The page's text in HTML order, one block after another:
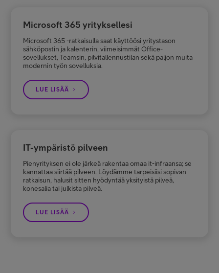
Microsoft 365 yrityksellesi
Microsoft 365 -ratkaisulla saat käyttöösi yritystason
sähköpostin ja kalenterin, viimeisimmät Office-
sovellukset, Teamsin, pilvitallennustilan sekä paljon muita
modernin työn sovelluksia.
LUE LISÄÄ
IT-ympäristö pilveen
Pienyrityksen ei ole järkeä rakentaa omaa it-infraansa; se
kannattaa siirtää pilveen. Löydämme tarpeisiisi sopivan
ratkaisun, halusit sitten hyödyntää yksityistä pilveä,
konesalia tai julkista pilveä.
LUE LISÄÄ